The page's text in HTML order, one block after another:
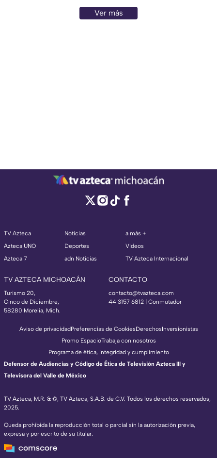
Ver más
TV Azteca
Azteca UNO
Azteca 7
Noticias
Deportes
adn Noticias
a más +
Videos
TV Azteca Internacional
TV AZTECA MICHOACÁN
Turismo 20,
Cinco de Diciembre,
58280 Morelia, Mich.
CONTACTO
contacto@tvazteca.com
44 3157 6812 | Conmutador
TV Azteca, M.R. & ©, TV Azteca, S.A.B. de C.V. Todos los derechos reservados,
2025.
Queda prohibida la reproducción total o parcial sin la autorización previa,
expresa y por escrito de su titular.
Aviso de privacidadPreferencias de CookiesDerechosInversionistas
Promo EspacioTrabaja con nosotros
Programa de ética, integridad y cumplimiento
Defensor de Audiencias y Código de Ética de Televisión Azteca III y
Televisora del Valle de México